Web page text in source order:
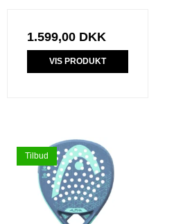
1.599,00 DKK
VIS PRODUKT
Tilbud